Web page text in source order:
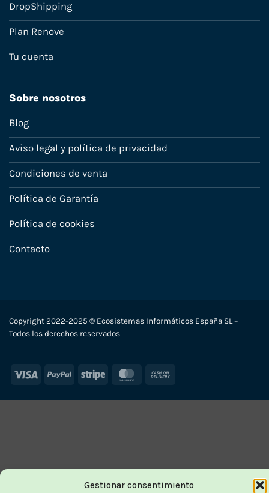
Gestionar consentimiento
DropShipping
Plan Renove
Tu cuenta
Sobre nosotros
Blog
Aviso legal y política de privacidad
Condiciones de venta
Política de Garantía
Política de cookies
Contacto
Copyright 2022-2025 © Ecosistemas Informáticos España SL –
Todos los derechos reservados
Visa PayPal Stripe MasterCard